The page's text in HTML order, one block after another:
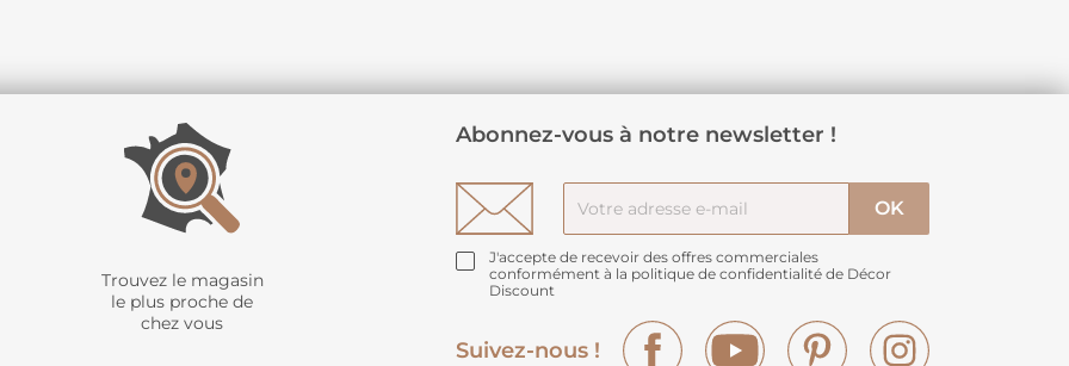
Trouvez le magasin
le plus proche de
chez vous
Abonnez-vous à notre newsletter !
J'accepte de recevoir des offres commerciales
conformément à la politique de confidentialité de Décor
Discount
Suivez-nous !
Facebook YouTube Pinterest